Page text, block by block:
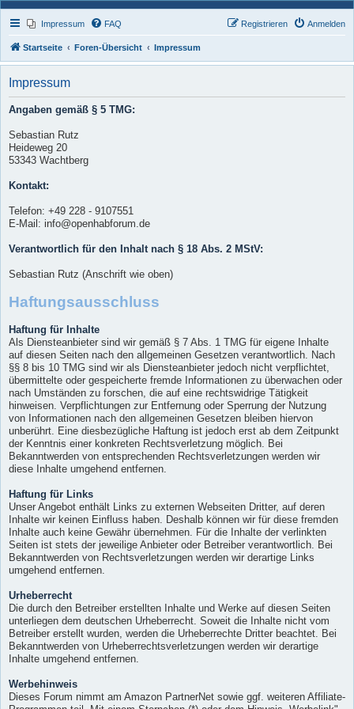
Impressum FAQ Anmelden
Registrieren
Startseite Foren-Übersicht Impressum
Impressum
Angaben gemäß § 5 TMG:
Sebastian Rutz
Heideweg 20
53343 Wachtberg
Kontakt:
Telefon: +49 228 - 9107551
E-Mail: info@openhabforum.de
Verantwortlich für den Inhalt nach § 18 Abs. 2 MStV:
Sebastian Rutz (Anschrift wie oben)
Haftungsausschluss
Haftung für Inhalte
Als Diensteanbieter sind wir gemäß § 7 Abs. 1 TMG für eigene Inhalte
auf diesen Seiten nach den allgemeinen Gesetzen verantwortlich. Nach
§§ 8 bis 10 TMG sind wir als Diensteanbieter jedoch nicht verpflichtet,
übermittelte oder gespeicherte fremde Informationen zu überwachen oder
nach Umständen zu forschen, die auf eine rechtswidrige Tätigkeit
hinweisen. Verpflichtungen zur Entfernung oder Sperrung der Nutzung
von Informationen nach den allgemeinen Gesetzen bleiben hiervon
unberührt. Eine diesbezügliche Haftung ist jedoch erst ab dem Zeitpunkt
der Kenntnis einer konkreten Rechtsverletzung möglich. Bei
Bekanntwerden von entsprechenden Rechtsverletzungen werden wir
diese Inhalte umgehend entfernen.
Haftung für Links
Unser Angebot enthält Links zu externen Webseiten Dritter, auf deren
Inhalte wir keinen Einfluss haben. Deshalb können wir für diese fremden
Inhalte auch keine Gewähr übernehmen. Für die Inhalte der verlinkten
Seiten ist stets der jeweilige Anbieter oder Betreiber verantwortlich. Bei
Bekanntwerden von Rechtsverletzungen werden wir derartige Links
umgehend entfernen.
Urheberrecht
Die durch den Betreiber erstellten Inhalte und Werke auf diesen Seiten
unterliegen dem deutschen Urheberrecht. Soweit die Inhalte nicht vom
Betreiber erstellt wurden, werden die Urheberrechte Dritter beachtet. Bei
Bekanntwerden von Urheberrechtsverletzungen werden wir derartige
Inhalte umgehend entfernen.
Werbehinweis
Dieses Forum nimmt am Amazon PartnerNet sowie ggf. weiteren Affiliate-